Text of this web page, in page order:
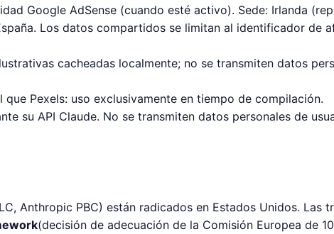
Google AdSense (cuando esté activo). Sede: Irlanda
Los datos compartidos se limitan al identificador de
cacheadas localmente; no se transmiten datos
Pexels: uso exclusivamente en tiempo de compilación.
su API Claude. No se transmiten datos personales de
Anthropic PBC) están radicados en Estados Unidos. Las
(decisión de adecuación de la Comisión Europea de